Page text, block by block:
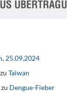
25.09.2024
Taiwan
Dengue-Fieber